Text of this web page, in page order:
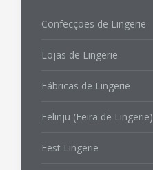
Confecções de Lingerie
Lojas de Lingerie
Fábricas de Lingerie
Felinju (Feira de Lingerie)
Fest Lingerie